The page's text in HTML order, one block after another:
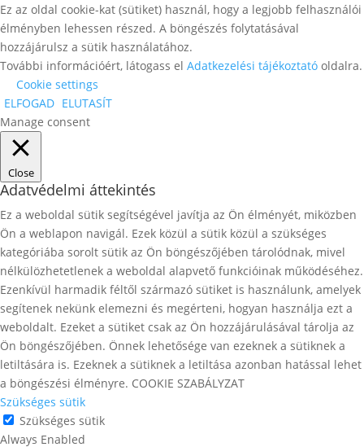
Ez az oldal cookie-kat (sütiket) használ, hogy a legjobb felhasználói
élményben lehessen részed. A böngészés folytatásával
hozzájárulsz a sütik használatához.
További információért, látogass el Adatkezelési tájékoztató oldalra.
Cookie settings
ELFOGAD ELUTASÍT
Manage consent
Close
Adatvédelmi áttekintés
Ez a weboldal sütik segítségével javítja az Ön élményét, miközben
Ön a weblapon navigál. Ezek közül a sütik közül a szükséges
kategóriába sorolt ​​sütik az Ön böngészőjében tárolódnak, mivel
nélkülözhetetlenek a weboldal alapvető funkcióinak működéséhez.
Ezenkívül harmadik féltől származó sütiket is használunk, amelyek
segítenek nekünk elemezni és megérteni, hogyan használja ezt a
weboldalt. Ezeket a sütiket csak az Ön hozzájárulásával tárolja az
Ön böngészőjében. Önnek lehetősége van ezeknek a sütiknek a
letiltására is. Ezeknek a sütiknek a letiltása azonban hatással lehet
a böngészési élményre. COOKIE SZABÁLYZAT
Szükséges sütik
Szükséges sütik
Always Enabled